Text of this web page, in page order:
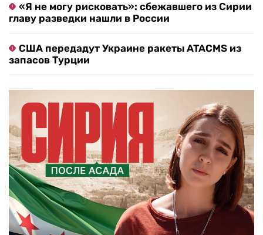
«Я не могу рисковать»: сбежавшего из Сирии
главу разведки нашли в России
США передадут Украине ракеты ATACMS из
запасов Турции